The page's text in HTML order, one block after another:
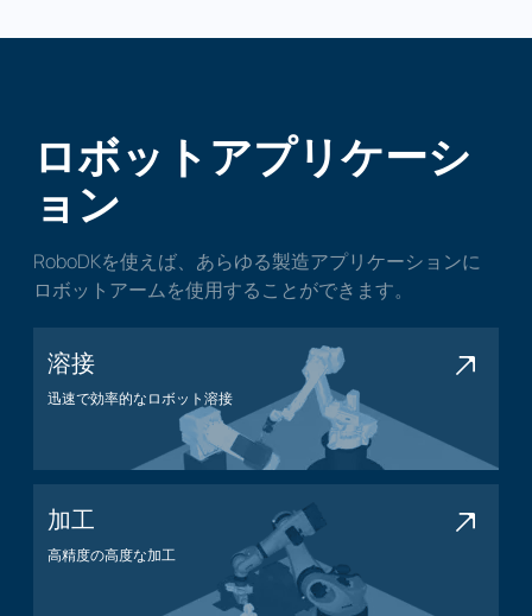
ロボットアプリケーシ
ョン
RoboDKを使えば、あらゆる製造アプリケーションに
ロボットアームを使用することができます。
溶接
迅速で効率的なロボット溶接
溶接アプリケーション
加工
高精度の高度な加工
加工アプリケーション